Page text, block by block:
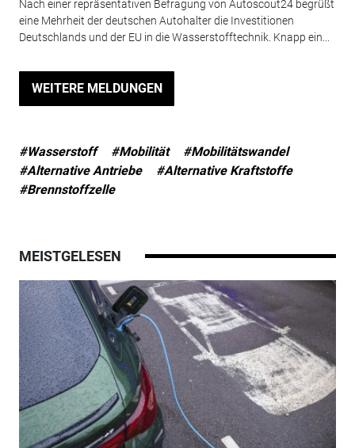
Nach einer repräsentativen Befragung von Autoscout24 begrüßt
eine Mehrheit der deutschen Autohalter die Investitionen
Deutschlands und der EU in die Wasserstofftechnik. Knapp ein...
WEITERE MELDUNGEN
#Wasserstoff #Mobilität
#Mobilitätswandel
#Alternative Antriebe
#Alternative Kraftstoffe
#Brennstoffzelle
MEISTGELESEN